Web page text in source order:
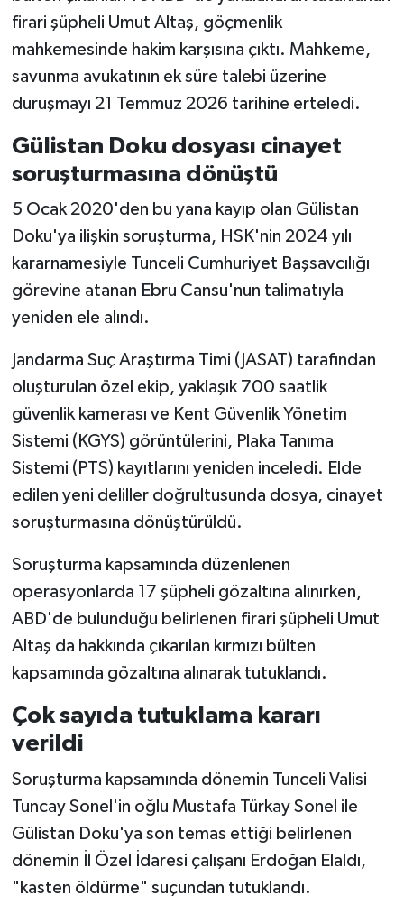
firari şüpheli Umut Altaş, göçmenlik
mahkemesinde hakim karşısına çıktı. Mahkeme,
savunma avukatının ek süre talebi üzerine
duruşmayı 21 Temmuz 2026 tarihine erteledi.
Gülistan Doku dosyası cinayet
soruşturmasına dönüştü
5 Ocak 2020'den bu yana kayıp olan Gülistan
Doku'ya ilişkin soruşturma, HSK'nin 2024 yılı
kararnamesiyle Tunceli Cumhuriyet Başsavcılığı
görevine atanan Ebru Cansu'nun talimatıyla
yeniden ele alındı.
Jandarma Suç Araştırma Timi (JASAT) tarafından
oluşturulan özel ekip, yaklaşık 700 saatlik
güvenlik kamerası ve Kent Güvenlik Yönetim
Sistemi (KGYS) görüntülerini, Plaka Tanıma
Sistemi (PTS) kayıtlarını yeniden inceledi. Elde
edilen yeni deliller doğrultusunda dosya, cinayet
soruşturmasına dönüştürüldü.
Soruşturma kapsamında düzenlenen
operasyonlarda 17 şüpheli gözaltına alınırken,
ABD'de bulunduğu belirlenen firari şüpheli Umut
Altaş da hakkında çıkarılan kırmızı bülten
kapsamında gözaltına alınarak tutuklandı.
Çok sayıda tutuklama kararı
verildi
Soruşturma kapsamında dönemin Tunceli Valisi
Tuncay Sonel'in oğlu Mustafa Türkay Sonel ile
Gülistan Doku'ya son temas ettiği belirlenen
dönemin İl Özel İdaresi çalışanı Erdoğan Elaldı,
"kasten öldürme" suçundan tutuklandı.
Spor
Vasıta
Yaşam